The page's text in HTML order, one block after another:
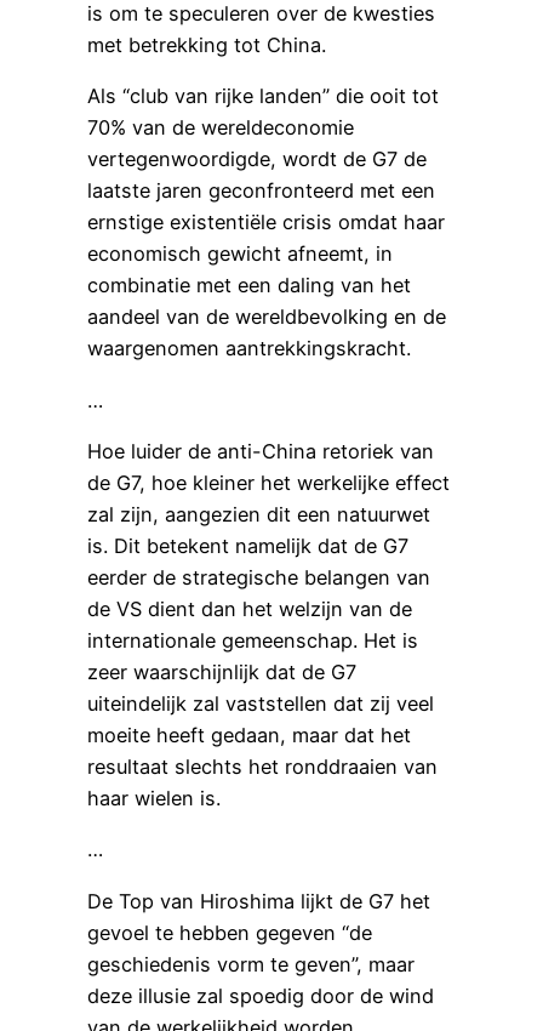
is om te speculeren over de kwesties
met betrekking tot China.
Als “club van rijke landen” die ooit tot
70% van de wereldeconomie
vertegenwoordigde, wordt de G7 de
laatste jaren geconfronteerd met een
ernstige existentiële crisis omdat haar
economisch gewicht afneemt, in
combinatie met een daling van het
aandeel van de wereldbevolking en de
waargenomen aantrekkingskracht.
…
Hoe luider de anti-China retoriek van
de G7, hoe kleiner het werkelijke effect
zal zijn, aangezien dit een natuurwet
is. Dit betekent namelijk dat de G7
eerder de strategische belangen van
de VS dient dan het welzijn van de
internationale gemeenschap. Het is
zeer waarschijnlijk dat de G7
uiteindelijk zal vaststellen dat zij veel
moeite heeft gedaan, maar dat het
resultaat slechts het ronddraaien van
haar wielen is.
…
De Top van Hiroshima lijkt de G7 het
gevoel te hebben gegeven “de
geschiedenis vorm te geven”, maar
deze illusie zal spoedig door de wind